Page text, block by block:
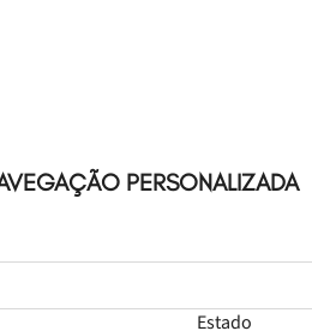
PERSONALIZADA
Estado